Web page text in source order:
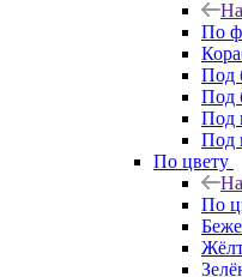
По
Под
Под
Под
Под
По цвету
По